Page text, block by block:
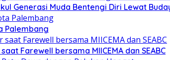
Generasi Muda Bentengi Diri Lewat
Palembang
Farewell bersama MIICEMA dan SEABC